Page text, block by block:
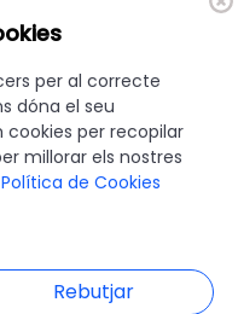
- Tots els drets
de privacitat
|
per al correcte
dóna el seu
per recopilar
millorar els nostres
Política de Cookies
Rebutjar